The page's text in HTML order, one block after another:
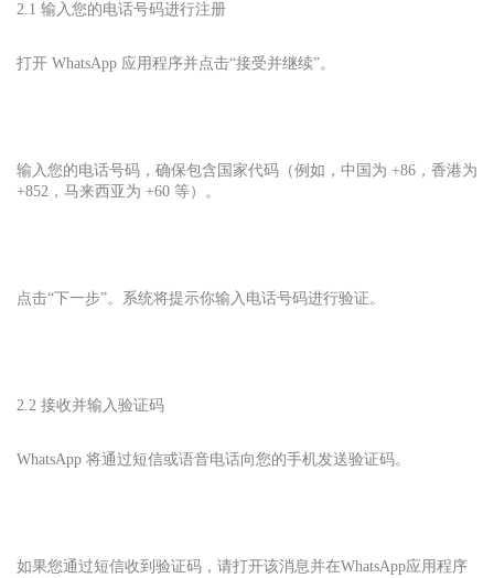
2.1 输入您的电话号码进行注册
打开 WhatsApp 应用程序并点击“接受并继续”。
输入您的电话号码，确保包含国家代码（例如，中国为 +86，香港为
+852，马来西亚为 +60 等）。
点击“下一步”。系统将提示你输入电话号码进行验证。
2.2 接收并输入验证码
WhatsApp 将通过短信或语音电话向您的手机发送验证码。
如果您通过短信收到验证码，请打开该消息并在WhatsApp应用程序